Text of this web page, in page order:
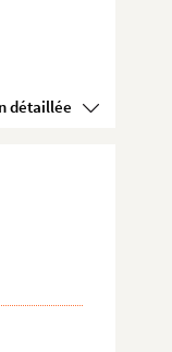
Voir la présentation détaillée